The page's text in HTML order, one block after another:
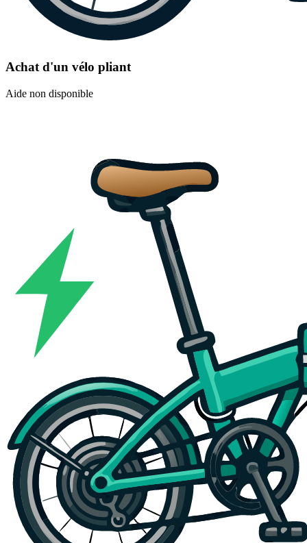
Achat d'un vélo pliant
Aide non disponible